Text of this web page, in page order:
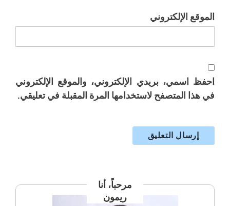
الموقع الإلكتروني
احفظ اسمي، بريدي الإلكتروني، والموقع الإلكتروني
في هذا المتصفح لاستخدامها المرة المقبلة في تعليقي.
مرحباً، أنا
ريمون